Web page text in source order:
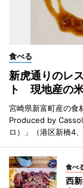
食べる
新虎通りのレ
ト 現地産の
宮崎県新富町産の
Produced by
ロ）」（港区新橋4
食べ
西